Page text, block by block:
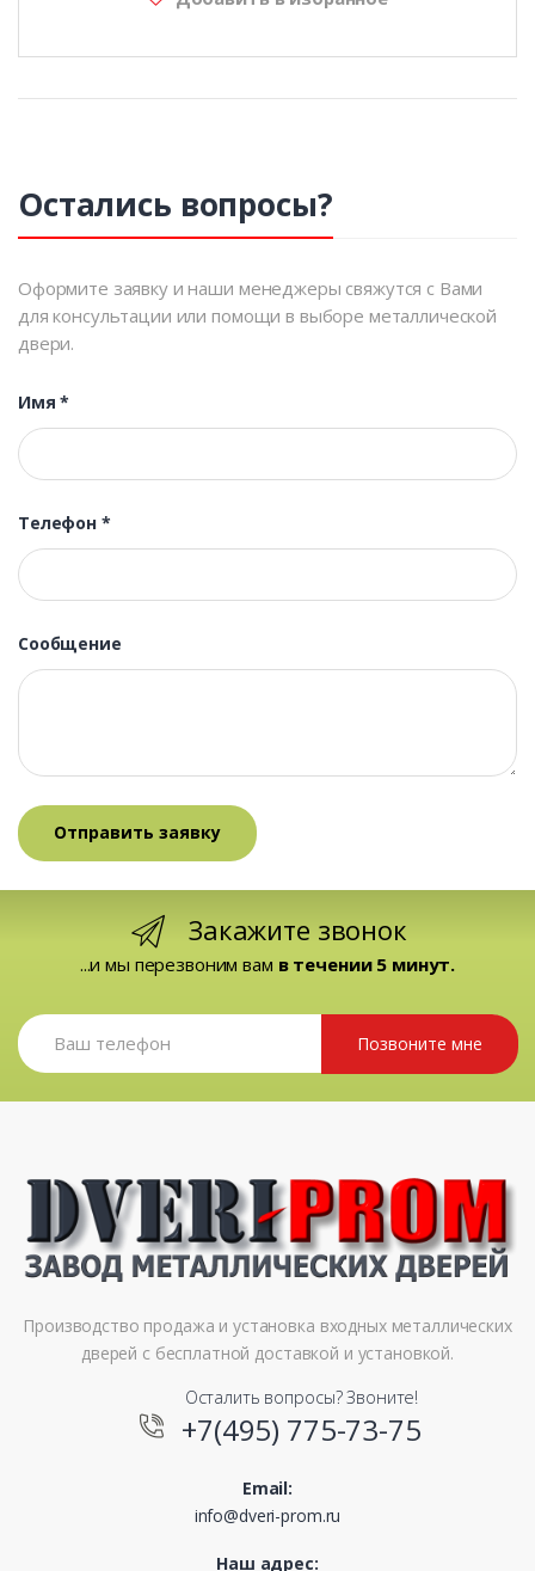
Остались вопросы?
Оформите заявку и наши менеджеры свяжутся с Вами
для консультации или помощи в выборе металлической
двери.
Имя*
Телефон *
Сообщение
Закажите звонок
...и мы перезвоним вам в течении 5 минут.
Позвоните мне
Производство продажа и установка входных металлических
дверей с бесплатной доставкой и установкой.
Осталить вопросы? Звоните!
+7(495) 775-73-75
Email:
info@dveri-prom.ru
Наш адрес: